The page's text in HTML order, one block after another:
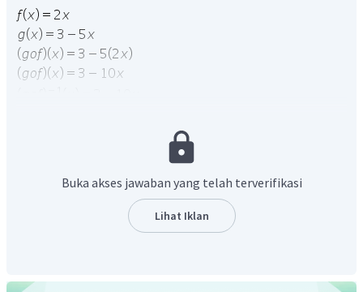
Buka akses jawaban yang telah terverifikasi
Lihat Iklan